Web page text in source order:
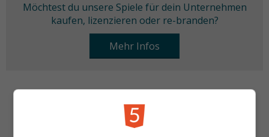
Möchtest du unsere Spiele für dein Unternehmen
kaufen, lizenzieren oder re-branden?
Mehr Infos
KATEGORIEN
Neu